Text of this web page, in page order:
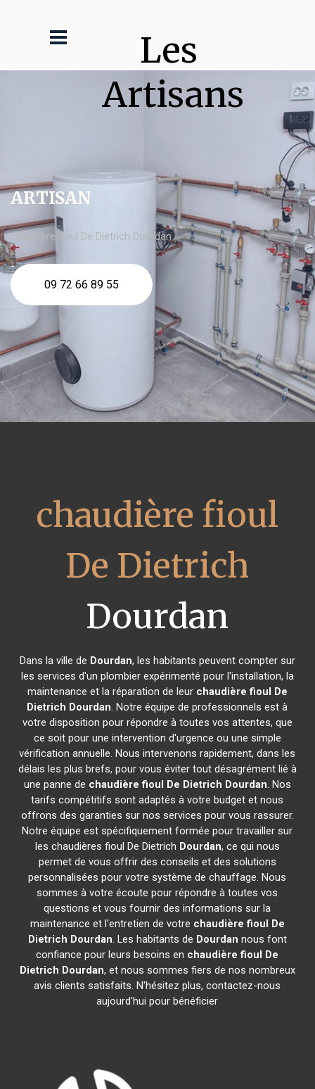
Les
Artisans
ARTISAN
chaudière fioul De Dietrich Dourdan
09 72 66 89 55
chaudière fioul
De Dietrich
Dourdan
Dans la ville de Dourdan, les habitants peuvent compter sur
les services d'un plombier expérimenté pour l'installation, la
maintenance et la réparation de leur chaudière fioul De
Dietrich Dourdan. Notre équipe de professionnels est à
votre disposition pour répondre à toutes vos attentes, que
ce soit pour une intervention d'urgence ou une simple
vérification annuelle. Nous intervenons rapidement, dans les
délais les plus brefs, pour vous éviter tout désagrément lié à
une panne de chaudière fioul De Dietrich Dourdan. Nos
tarifs compétitifs sont adaptés à votre budget et nous
offrons des garanties sur nos services pour vous rassurer.
Notre équipe est spécifiquement formée pour travailler sur
les chaudières fioul De Dietrich Dourdan, ce qui nous
permet de vous offrir des conseils et des solutions
personnalisées pour votre système de chauffage. Nous
sommes à votre écoute pour répondre à toutes vos
questions et vous fournir des informations sur la
maintenance et l'entretien de votre chaudière fioul De
Dietrich Dourdan. Les habitants de Dourdan nous font
confiance pour leurs besoins en chaudière fioul De
Dietrich Dourdan, et nous sommes fiers de nos nombreux
avis clients satisfaits. N'hésitez plus, contactez-nous
aujourd'hui pour bénéficier